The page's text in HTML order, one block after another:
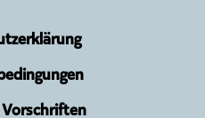
Vorschriften